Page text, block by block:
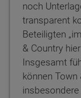
noch
transparent
Beteiligten
& Country
Insgesamt
können Town